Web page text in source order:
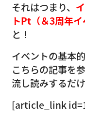
それはつまり、
トPt（＆3周年
と！
イベントの基本
こちらの記事を
流し読みするだ
[article_link